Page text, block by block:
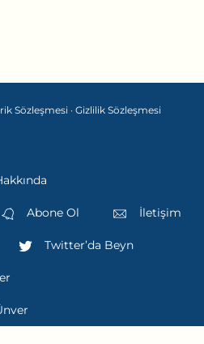
Sözleşmesi · Gizlilik Sözleşmesi
Abone Ol İletişim
Twitter’da Beyn